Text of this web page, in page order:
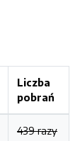
Liczba
pobrań
439 razy